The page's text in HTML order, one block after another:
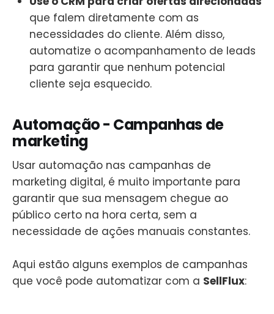
que falem diretamente com as
necessidades do cliente. Além disso,
automatize o acompanhamento de leads
para garantir que nenhum potencial
cliente seja esquecido.
Automação - Campanhas de
marketing
Usar automação nas campanhas de
marketing digital, é muito importante para
garantir que sua mensagem chegue ao
público certo na hora certa, sem a
necessidade de ações manuais constantes.
Aqui estão alguns exemplos de campanhas
que você pode automatizar com a SellFlux: